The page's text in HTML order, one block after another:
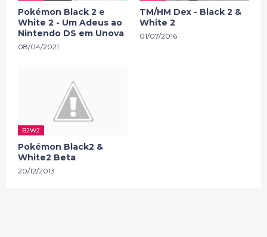
Pokémon Black 2 e
White 2 - Um Adeus ao
Nintendo DS em Unova
08/04/2021
TM/HM Dex - Black 2 &
White 2
01/07/2016
B2W2
Pokémon Black2 &
White2 Beta
20/12/2013